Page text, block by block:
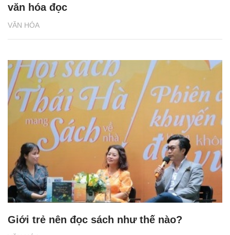
VĂN HÓA
văn hóa đọc
Giới trẻ nên đọc sách như thế nào?